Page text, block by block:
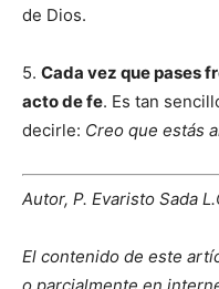
de Dios.
5. Cada vez que pases
acto de fe. Es tan
decirle: Creo que estás
Autor, P. Evaristo Sada
El contenido de este
o parcialmente en